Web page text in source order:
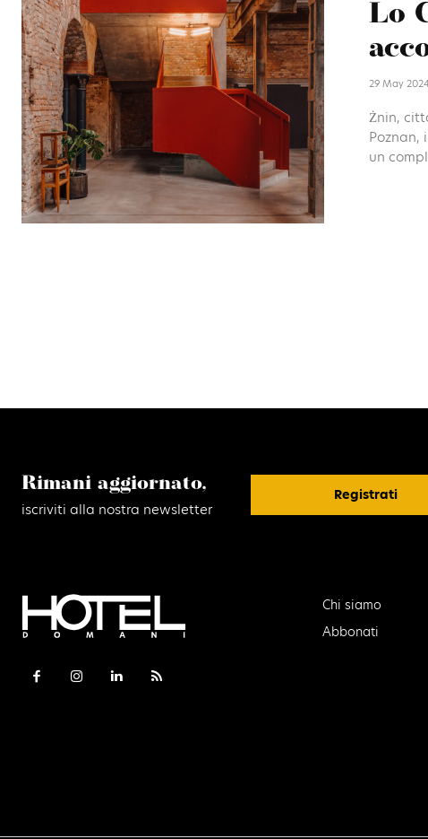
Lo
29 May
Żnin,
Poznan,
un
Rimani aggiornato,
iscriviti alla nostra newsletter
Registrati
Chi siamo
Abbonati